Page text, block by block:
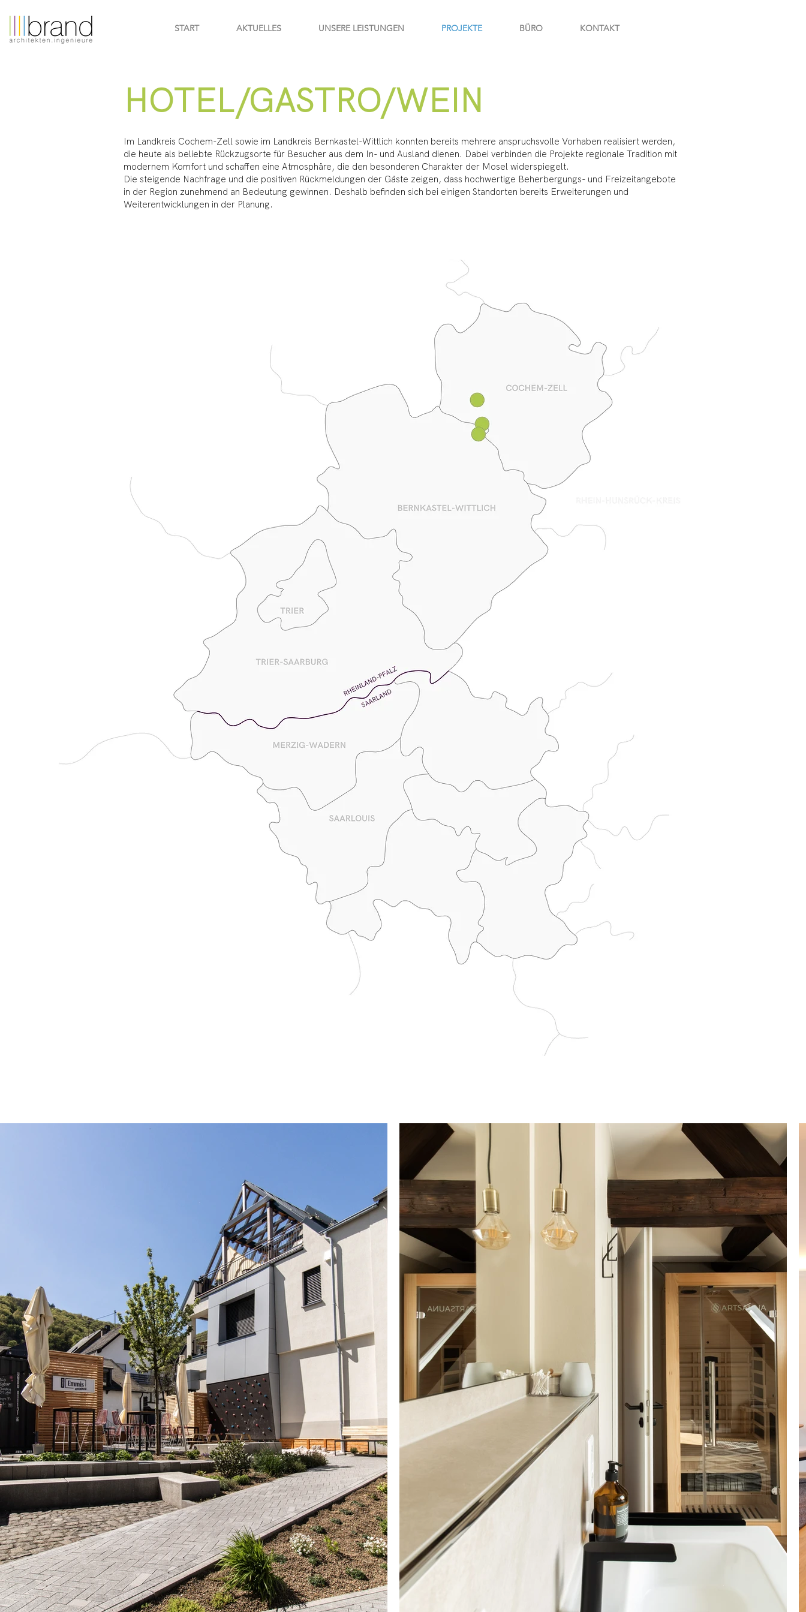
START AKTUELLES UNSERE LEISTUNGEN PROJEKTE BÜRO KONTAKT
HOTEL/GASTRO/WEIN
Im Landkreis Cochem-Zell sowie im Landkreis Bernkastel-Wittlich konnten bereits mehrere anspruchsvolle Vorhaben realisiert werden,
die heute als beliebte Rückzugsorte für Besucher aus dem In- und Ausland dienen. Dabei verbinden die Projekte regionale Tradition mit
modernem Komfort und schaffen eine Atmosphäre, die den besonderen Charakter der Mosel widerspiegelt.
Die steigende Nachfrage und die positiven Rückmeldungen der Gäste zeigen, dass hochwertige Beherbergungs- und Freizeitangebote
in der Region zunehmend an Bedeutung gewinnen. Deshalb befinden sich bei einigen Standorten bereits Erweiterungen und
Weiterentwicklungen in der Planung.